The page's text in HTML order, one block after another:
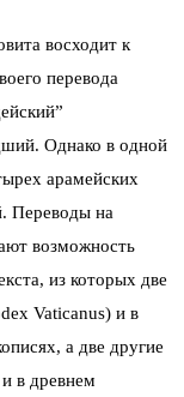
восходит к
перевода
Однако в одной
арамейских
Переводы на
возможность
из которых две
Vaticanus) и в
а две другие
в древнем